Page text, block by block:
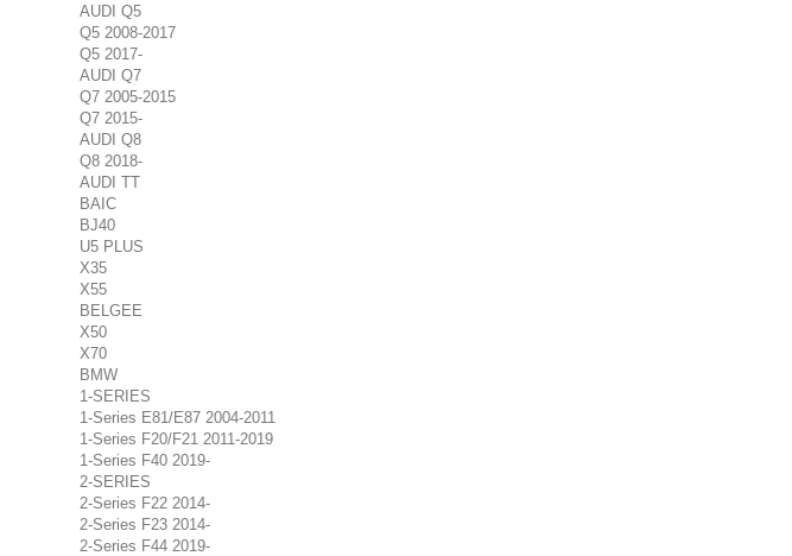
AUDI Q5
Q5 2008-2017
Q5 2017-
AUDI Q7
Q7 2005-2015
Q7 2015-
AUDI Q8
Q8 2018-
AUDI TT
BAIC
BJ40
U5 PLUS
X35
X55
BELGEE
X50
X70
BMW
1-SERIES
1-Series E81/E87 2004-2011
1-Series F20/F21 2011-2019
1-Series F40 2019-
2-SERIES
2-Series F22 2014-
2-Series F23 2014-
2-Series F44 2019-